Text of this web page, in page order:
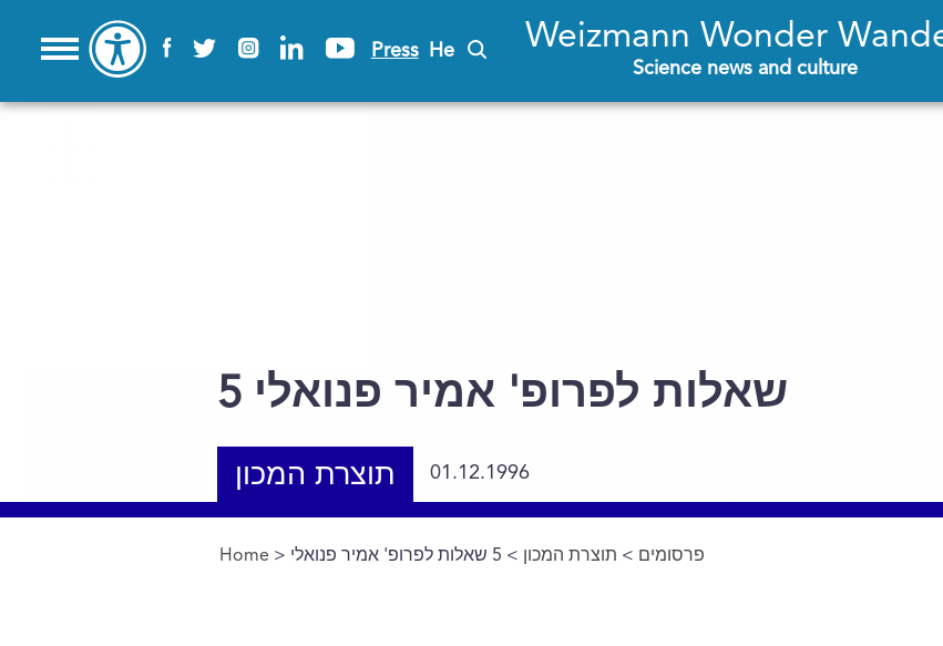
Press He Weizmann Wonder
Science news and culture
5 שאלות לפרופ' אמיר פנואלי
תוצרת המכון 01.12.1996
You are here
Home > פרסומים > תוצרת המכון > 5 שאלות לפרופ' אמיר פנואלי